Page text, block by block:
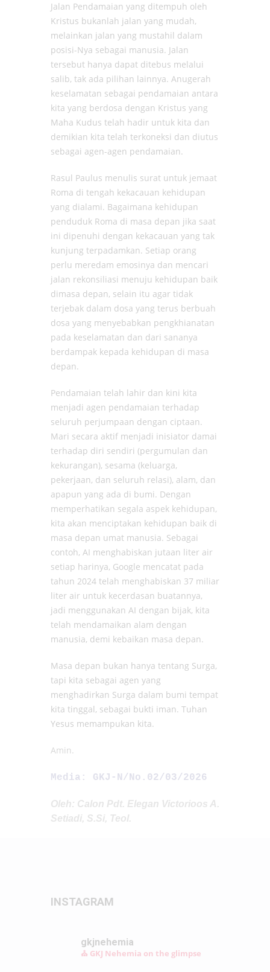
Jalan Pendamaian yang ditempuh oleh
Kristus bukanlah jalan yang mudah,
melainkan jalan yang mustahil dalam
posisi-Nya sebagai manusia. Jalan
tersebut hanya dapat ditebus melalui
salib, tak ada pilihan lainnya. Anugerah
keselamatan sebagai pendamaian antara
kita yang berdosa dengan Kristus yang
Maha Kudus telah hadir untuk kita dan
demikian kita telah terkoneksi dan diutus
sebagai agen-agen pendamaian.
Rasul Paulus menulis surat untuk jemaat
Roma di tengah kekacauan kehidupan
yang dialami. Bagaimana kehidupan
penduduk Roma di masa depan jika saat
ini dipenuhi dengan kekacauan yang tak
kunjung terpadamkan. Setiap orang
perlu meredam emosinya dan mencari
jalan rekonsiliasi menuju kehidupan baik
dimasa depan, selain itu agar tidak
terjebak dalam dosa yang terus berbuah
dosa yang menyebabkan pengkhianatan
pada keselamatan dan dari sananya
berdampak kepada kehidupan di masa
depan.
Pendamaian telah lahir dan kini kita
menjadi agen pendamaian terhadap
seluruh perjumpaan dengan ciptaan.
Mari secara aktif menjadi inisiator damai
terhadap diri sendiri (pergumulan dan
kekurangan), sesama (keluarga,
pekerjaan, dan seluruh relasi), alam, dan
apapun yang ada di bumi. Dengan
memperhatikan segala aspek kehidupan,
kita akan menciptakan kehidupan baik di
masa depan umat manusia. Sebagai
contoh, AI menghabiskan jutaan liter air
setiap harinya, Google mencatat pada
tahun 2024 telah menghabiskan 37 miliar
liter air untuk kecerdasan buatannya,
jadi menggunakan AI dengan bijak, kita
telah mendamaikan alam dengan
manusia, demi kebaikan masa depan.
Masa depan bukan hanya tentang Surga,
tapi kita sebagai agen yang
menghadirkan Surga dalam bumi tempat
kita tinggal, sebagai bukti iman. Tuhan
Yesus memampukan kita.
Amin.
Media: GKJ-N/No.02/03/2026
Oleh: Calon Pdt. Elegan Victorioos A.
Setiadi, S.Si, Teol.
INSTAGRAM
gkjnehemia
⛪ GKJ Nehemia on the glimpse